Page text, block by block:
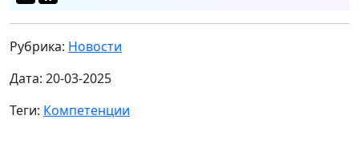
Рубрика: Новости
Дата: 20-03-2025
Теги: Компетенции